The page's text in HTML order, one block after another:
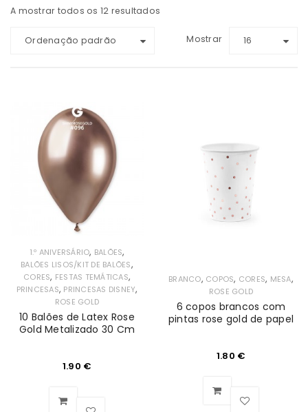
A mostrar todos os 12 resultados
Ordenação padrão Mostrar 16
1.º ANIVERSÁRIO, BALÕES,
BALÕES LISOS/KIT DE BALÕES,
CORES, FESTAS TEMÁTICAS,
PRINCESAS, PRINCESAS DISNEY,
ROSE GOLD
10 Balões de Latex Rose
Gold Metalizado 30 Cm
1.90 €
BRANCO, COPOS, CORES, MESA,
ROSE GOLD
6 copos brancos com
pintas rose gold de papel
1.80 €